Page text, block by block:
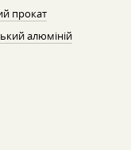
прокат
алюміній